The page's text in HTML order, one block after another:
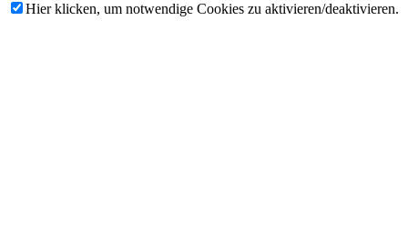
Hier klicken, um notwendige Cookies zu aktivieren/deaktivieren.